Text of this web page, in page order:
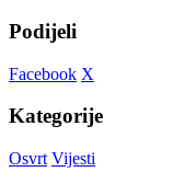
Podijeli
Facebook X
Kategorije
Osvrt Vijesti